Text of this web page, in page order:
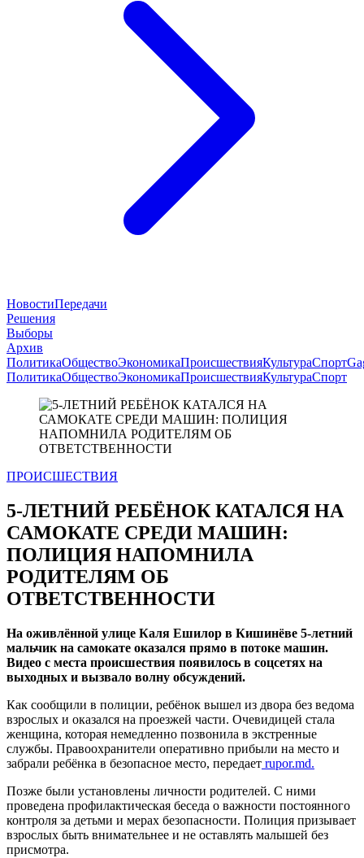
НовостиПередачи
Решения
Выборы
Архив
ПолитикаОбществоЭкономикаПроисшествияКультураСпорт
ПолитикаОбществоЭкономикаПроисшествияКультураСпорт
ПРОИСШЕСТВИЯ
5-ЛЕТНИЙ РЕБЁНОК КАТАЛСЯ НА
САМОКАТЕ СРЕДИ МАШИН:
ПОЛИЦИЯ НАПОМНИЛА
РОДИТЕЛЯМ ОБ
ОТВЕТСТВЕННОСТИ
На оживлённой улице Каля Ешилор в Кишинёве 5-летний
мальчик на самокате оказался прямо в потоке машин.
Видео с места происшествия появилось в соцсетях на
выходных и вызвало волну обсуждений.
Как сообщили в полиции, ребёнок вышел из двора без ведома
взрослых и оказался на проезжей части. Очевидицей стала
женщина, которая немедленно позвонила в экстренные
службы. Правоохранители оперативно прибыли на место и
забрали ребёнка в безопасное место, передает rupor.md.
Позже были установлены личности родителей. С ними
проведена профилактическая беседа о важности постоянного
контроля за детьми и мерах безопасности. Полиция призывает
взрослых быть внимательнее и не оставлять малышей без
присмотра.